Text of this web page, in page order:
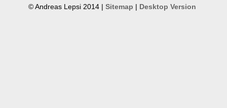
© Andreas Lepsi 2014 |Sitemap | Desktop Version